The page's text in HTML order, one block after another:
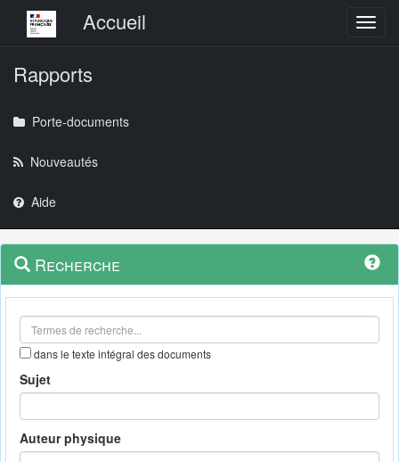
Menu principalAccueil
Rapports
Porte-documents
Nouveautés
Aide
Navigation
outils
Menu
contextuel
Recherche
dans le texte intégral des documents
Sujet
Auteur physique